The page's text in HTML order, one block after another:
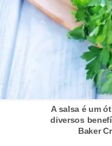
A salsa é um
diversos
Baker